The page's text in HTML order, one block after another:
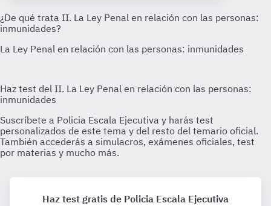
Haz test gratis de Policia Escala Ejecutiva